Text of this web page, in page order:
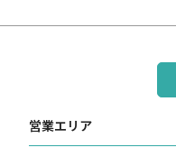
営業エリア